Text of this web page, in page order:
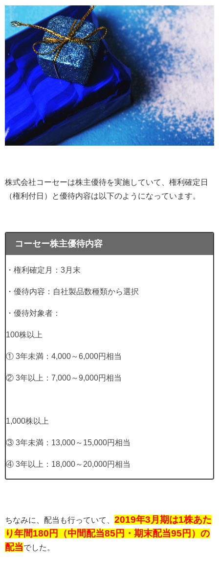
株式会社コーセーは株主優待を実施していて、権利確定日
（権利付日）と優待内容は以下のようになっています。
コーセー株主優待内容
・権利確定月： 3 月末
・優待内容：自社製品数種類から選択
・優待対象者：
100株以上
① 3年未満： 4,000～6,000円相当
② 3年以上： 7,000～9,000円相当
1,000株以上
③ 3年未満： 13,000～ 15,000円相当
④ 3年以上： 18,000～ 20,000円相当
ちなみに、配当も行っていて、 2019年3月期は1株あた
り年間180円（中間配当85円・期末配当95円）の
配当でした。